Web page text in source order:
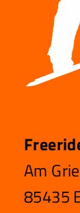
O
Am
85435